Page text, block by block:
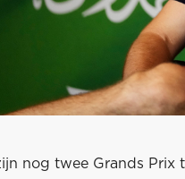
nog twee Grands Prix